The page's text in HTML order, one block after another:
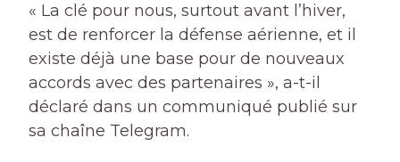
« La clé pour nous, surtout avant l’hiver,
est de renforcer la défense aérienne, et il
existe déjà une base pour de nouveaux
accords avec des partenaires », a-t-il
déclaré dans un communiqué publié sur
sa chaîne Telegram.